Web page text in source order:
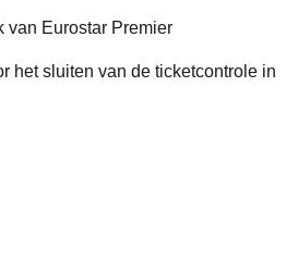
van Eurostar Premier
het sluiten van de ticketcontrole in